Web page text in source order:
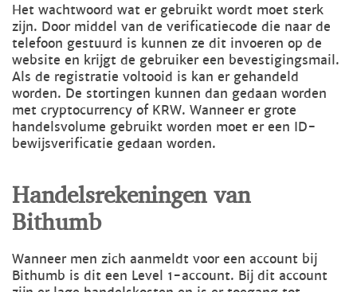
Het wachtwoord wat er gebruikt wordt moet sterk
zijn. Door middel van de verificatiecode die naar de
telefoon gestuurd is kunnen ze dit invoeren op de
website en krijgt de gebruiker een bevestigingsmail.
Als de registratie voltooid is kan er gehandeld
worden. De stortingen kunnen dan gedaan worden
met cryptocurrency of KRW. Wanneer er grote
handelsvolume gebruikt worden moet er een ID-
bewijsverificatie gedaan worden.
Handelsrekeningen van
Bithumb
Wanneer men zich aanmeldt voor een account bij
Bithumb is dit een Level 1-account. Bij dit account